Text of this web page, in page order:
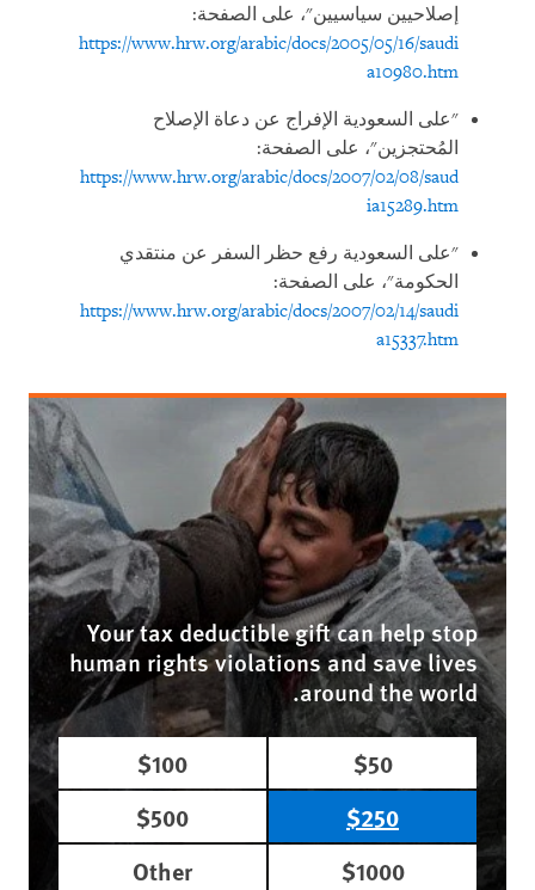
إصلاحيين سياسيين"، على الصفحة:
https://www.hrw.org/arabic/docs/2005/05/16/saudi
a10980.htm
"على السعودية الإفراج عن دعاة الإصلاح
المُحتجزين"، على الصفحة:
https://www.hrw.org/arabic/docs/2007/02/08/saud
ia15289.htm
"على السعودية رفع حظر السفر عن منتقدي
الحكومة"، على الصفحة:
https://www.hrw.org/arabic/docs/2007/02/14/saudi
a15337.htm
Your tax deductible gift can help stop
human rights violations and save lives
around the world.
$50
$100
$250
$500
$1000
Other